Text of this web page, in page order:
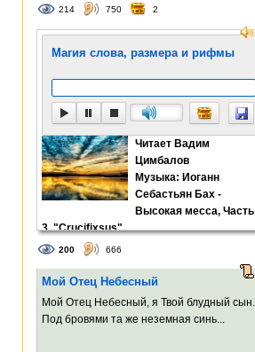
214 750 2
Магия слова, размера и рифмы
Читает Вадим
Цимбалов
Музыка: Иоганн
Себастьян Бах -
Высокая месса, Часть
3, "Crucifixsus"...
200 666
Мой Отец Небесный
Мой Отец Небесный, я Твой блудный сын.
Под бровями та же неземная синь...